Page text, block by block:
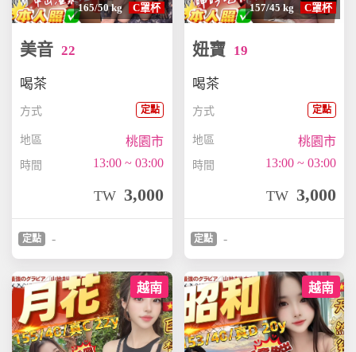
165/50 kg C罩杯
美音22
喝茶
方式 定點
地區 桃園市
時間 13:00 ~ 03:00
TW 3,000
定點 -
157/45 kg C罩杯
妞寶 19
喝茶
方式 定點
地區 桃園市
時間 13:00 ~ 03:00
TW 3,000
定點 -
越南 越南